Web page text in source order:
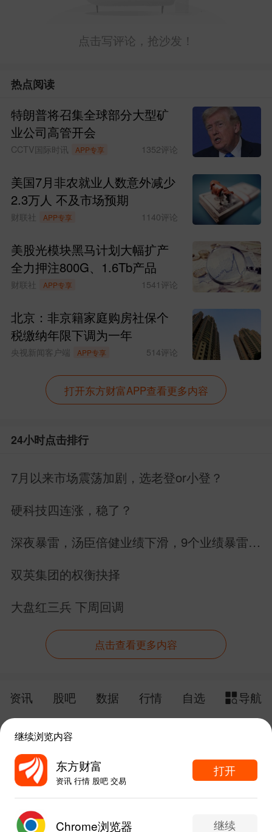
点击写评论，抢沙发！
热点阅读
特朗普将召集全球部分大型矿
业公司高管开会
CCTV国际时讯 APP专享 1352评论
美国7月非农就业人数意外减少
2.3万人 不及市场预期
财联社 APP专享 1140评论
美股光模块黑马计划大幅扩产
全力押注800G、1.6Tb产品
财联社 APP专享 1541评论
北京：非京籍家庭购房社保个
税缴纳年限下调为一年
央视新闻客户端 APP专享 514评论
打开东方财富APP查看更多内容
24小时点击排行
7月以来市场震荡加剧，选老登or小登？
硬科技四连涨，稳了？
深夜暴雷，汤臣倍健业绩下滑，9个业绩暴雷，
双英集团的权衡抉择
大盘红三兵 下周回调
点击查看更多内容
资讯 股吧 数据 行情 自选
导航
给网站提点意见 下载APP
东方财富APP内打开
继续浏览内容
东方财富
资讯 行情 股吧 交易
打开
Chrome浏览器 继续